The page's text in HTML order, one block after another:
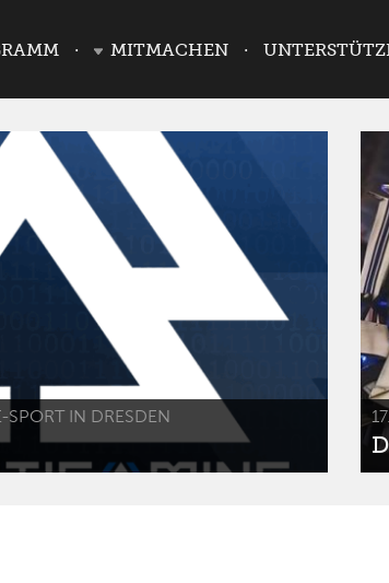
MITMACHEN
SPORT IN DRESDEN